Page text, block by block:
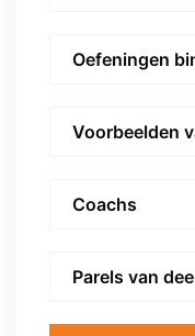
Oefeningen
Voorbeelden
Coachs
Parels van